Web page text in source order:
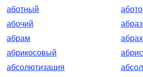
аботный
абочий
абрам
абрикосовый
абрис
абсолютизация